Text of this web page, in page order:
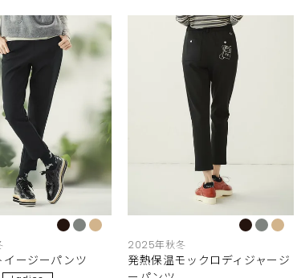
イージーパンツ
2025年秋冬
発熱保温モックロディジャージ